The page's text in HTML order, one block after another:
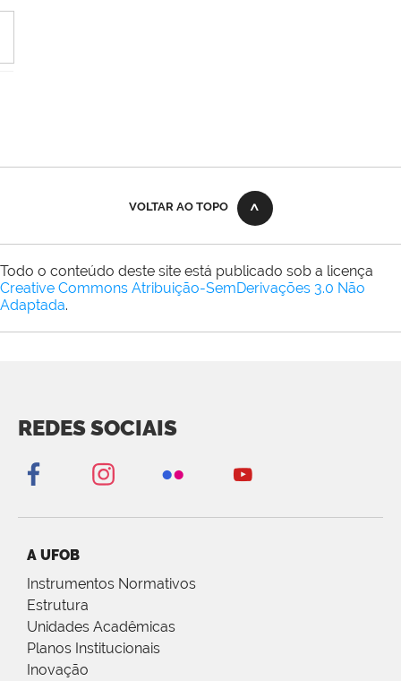
VOLTAR AO TOPO
Todo o conteúdo deste site está publicado sob a licença
Creative Commons Atribuição-SemDerivações 3.0 Não
Adaptada.
REDES SOCIAIS
A UFOB
Instrumentos Normativos
Estrutura
Unidades Acadêmicas
Planos Institucionais
Inovação